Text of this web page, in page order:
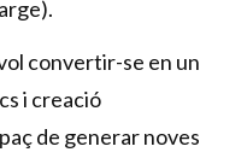
convertir-se en un
i creació
de generar noves